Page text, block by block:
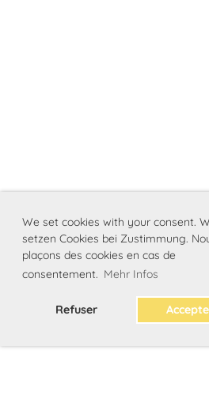
We set cookies with your consent.
setzen Cookies bei Zustimmung.
plaçons des cookies en cas de
consentement. Mehr Infos
Refuser